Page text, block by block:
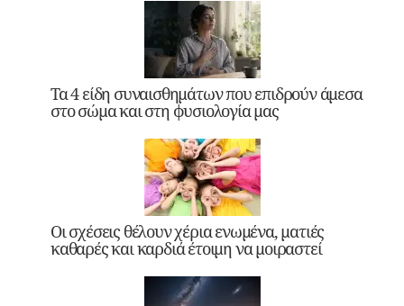
Τα 4 είδη συναισθημάτων που επιδρούν άμεσα
στο σώμα και στη φυσιολογία μας
Οι σχέσεις θέλουν χέρια ενωμένα, ματιές
καθαρές και καρδιά έτοιμη να μοιραστεί